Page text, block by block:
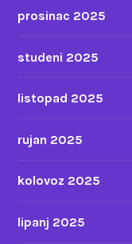
prosinac 2025
studeni 2025
listopad 2025
rujan 2025
kolovoz 2025
lipanj 2025